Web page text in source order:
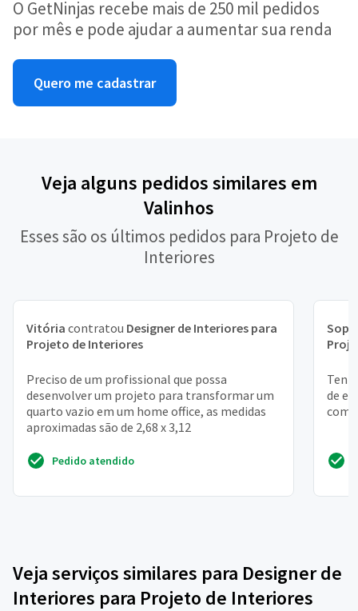
O GetNinjas recebe mais de 250 mil pedidos
por mês e pode ajudar a aumentar sua renda
Quero me cadastrar
Veja alguns pedidos similares em
Valinhos
Esses são os últimos pedidos para Projeto de
Interiores
Vitória contratou Designer de Interiores para
Projeto de Interiores
Preciso de um profissional que possa
desenvolver um projeto para transformar um
quarto vazio em um home office, as medidas
aproximadas são de 2,68 x 3,12
Pedido atendido
de
com
Veja serviços similares para Designer de
Interiores para Projeto de Interiores